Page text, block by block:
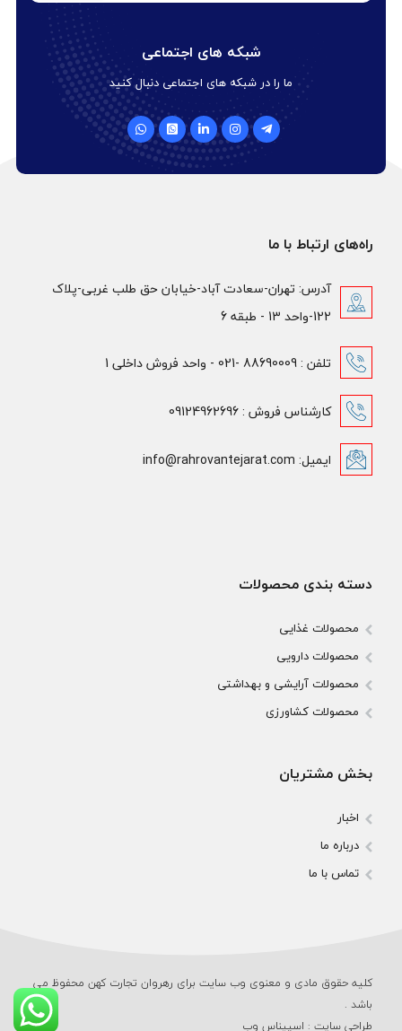
شبکه های اجتماعی
ما را در شبکه های اجتماعی دنبال کنید
راه‌های ارتباط با ما
آدرس: تهران-سعادت آباد-خیابان حق طلب غربی-پلاک
122-واحد 13 - طبقه 6
تلفن : 88690009 -021 - واحد فروش داخلی 1
کارشناس فروش : 09124962696
ایمیل: info@rahrovantejarat.com
دسته بندی محصولات
محصولات غذایی
محصولات دارویی
محصولات آرایشی و بهداشتی
محصولات کشاورزی
بخش مشتریان
اخبار
درباره ما
تماس با ما
کلیه حقوق مادی و معنوی وب‌ سایت برای رهروان تجارت کهن محفوظ می‌
باشد .
طراحی سایت: اسپیناس وب